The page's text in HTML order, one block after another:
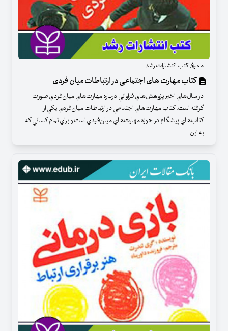
معرفی کتب انتشارات رشد
کتاب مهارت های اجتماعی در ارتباطات میان فردی
در سال‌هاي اخير پژوهش‌هاي فراواني درباره مهارت‌هاي ميان‌فردي صورت
گرفته است. كتاب مهارت‌هاي اجتماعي در ارتباطات ميان‌فردي يكي از
كتاب‌هاي پيشگام در حوزه مهارت‌هاي ميان‌فردي است و براي تمام كساني كه
به اين